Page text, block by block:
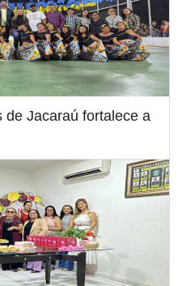
de Jacaraú fortalece a